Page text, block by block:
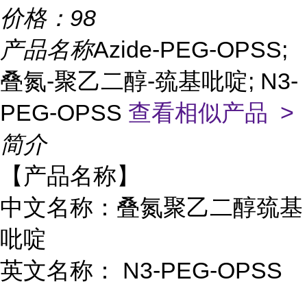
价格： 98
产品名称Azide-PEG-OPSS;
叠氮-聚乙二醇-巯基吡啶; N3-
PEG-OPSS 查看相似产品 >
简介
【产品名称】
中文名称：叠氮聚乙二醇巯基
吡啶
英文名称：
N3-PEG-OPSS